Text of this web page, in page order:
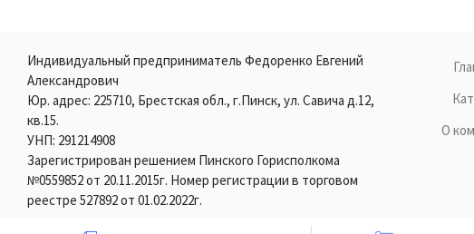
Индивидуальный предприниматель Федоренко Евгений
Александрович
Юр. адрес: 225710, Брестская обл., г.Пинск, ул. Савича д.12,
кв.15.
УНП: 291214908
Зарегистрирован решением Пинского Горисполкома
№0559852 от 20.11.2015г. Номер регистрации в торговом
реестре 527892 от 01.02.2022г.
О